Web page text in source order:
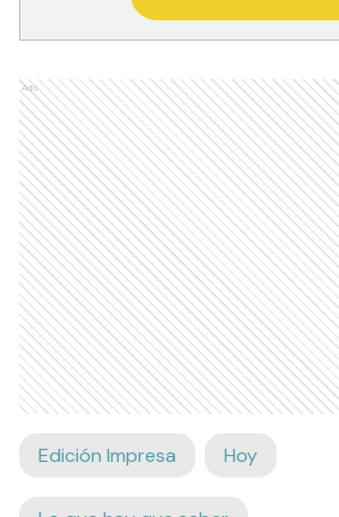
Ads
Edición Impresa Hoy